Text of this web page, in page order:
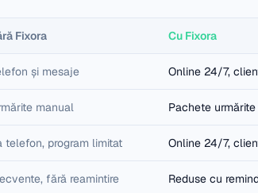
Fixora Cu Fixora
și mesaje Online 24/7,
manual Pachete
telefon, program limitat Online 24/7,
fără reamintire Reduse cu